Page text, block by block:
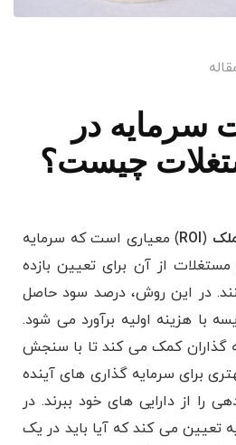
سرمایه در
چیست؟
(
ROI) معیاری است که سرمایه
مستغلات از آن برای تعیین بازده
در این روش، درصد سود حاصل
با هزینه اولیه برآورد می شود.
گذاران کمک می‌ کند تا با سنجش
برای سرمایه ‌گذاری‌ های آینده
را از دارایی‌ های خود ببرند. در
تعیین می کند که آیا باید در یک